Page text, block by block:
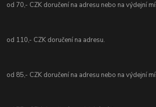
od 70,- CZK doručení na adresu nebo na výdejní
od 110,- CZK doručení na adresu.
od 85,- CZK doručení na adresu nebo na výdejní